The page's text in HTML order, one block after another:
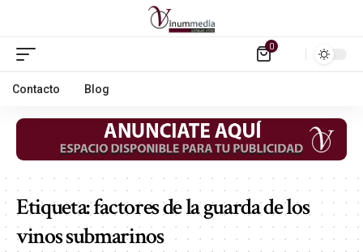
0
Contacto Blog
Etiqueta:factores de la guarda de los
vinos submarinos